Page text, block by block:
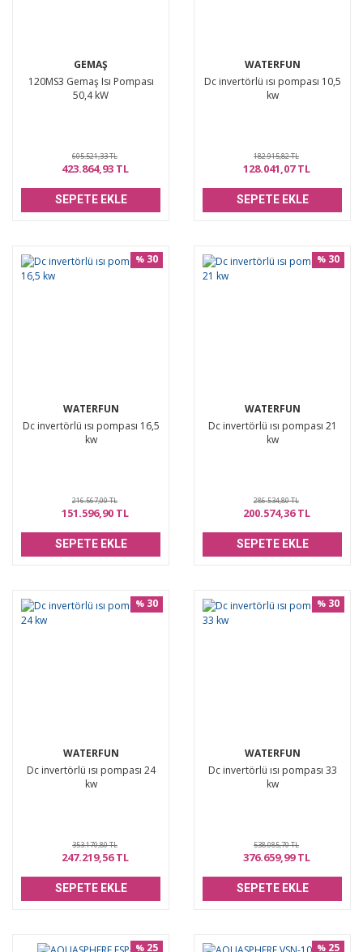
GEMAŞ
120MS3 Gemaş Isı Pompası
50,4 kW
605.521,33 TL
423.864,93 TL
SEPETE EKLE
WATERFUN
Dc invertörlü ısı pompası 10,5
kw
182.915,82 TL
128.041,07 TL
SEPETE EKLE
WATERFUN
Dc invertörlü ısı pompası 16,5
kw
% 30
216.567,00 TL
151.596,90 TL
SEPETE EKLE
WATERFUN
Dc invertörlü ısı pompası 21
kw
% 30
286.534,80 TL
200.574,36 TL
SEPETE EKLE
WATERFUN
Dc invertörlü ısı pompası 24
kw
% 30
353.170,80 TL
247.219,56 TL
SEPETE EKLE
WATERFUN
Dc invertörlü ısı pompası 33
kw
% 30
538.085,70 TL
376.659,99 TL
SEPETE EKLE
% 25 % 25